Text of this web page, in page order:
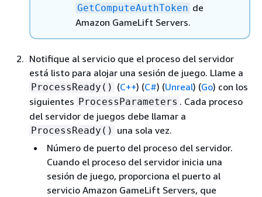
GetComputeAuthToken de
Amazon GameLift Servers.
Notifique al servicio que el proceso del servidor
está listo para alojar una sesión de juego. Llame a
ProcessReady() (C++) (C#) (Unreal) (Go) con los
siguientes ProcessParameters . Cada proceso
del servidor de juegos debe llamar a
ProcessReady() una sola vez.
Número de puerto del proceso del servidor.
Cuando el proceso del servidor inicia una
sesión de juego, proporciona el puerto al
servicio Amazon GameLift Servers, que